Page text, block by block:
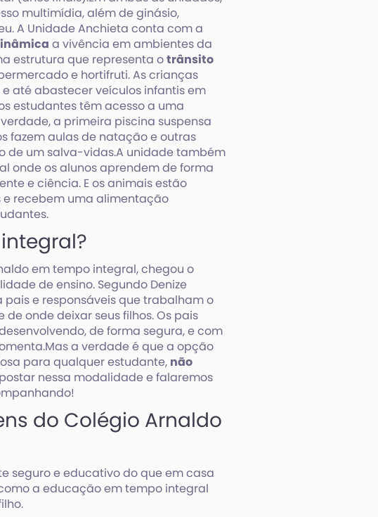
multimídia, além de ginásio,
A Unidade Anchieta conta com a
a vivência em ambientes da
estrutura que representa otrânsito
e hortifruti. As crianças
até abastecer veículos infantis em
estudantes têm acesso a uma
verdade, a primeira piscina suspensa
fazem aulas de natação e outras
de um salva-vidas.A unidade também
onde os alunos aprendem de forma
e ciência. E os animais estão
e recebem uma alimentação
em tempo integral, chegou o
de ensino. Segundo Denize
pais e responsáveis que trabalham o
onde deixar seus filhos. Os pais
de forma segura, e com
a verdade é que a opção
para qualquer estudante, não
nessa modalidade e falaremos
do Colégio Arnaldo
seguro e educativo do que em casa
a educação em tempo integral